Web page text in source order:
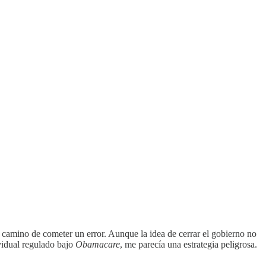
de cometer un error. Aunque la idea de cerrar el gobierno no
regulado bajo Obamacare, me parecía una estrategia peligrosa.